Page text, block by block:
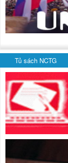
Tủ sách NCTG